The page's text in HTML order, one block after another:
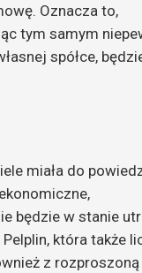
Oznacza to,
tym samym
spółce,
miała do
będzie w stanie
która także
z rozproszoną